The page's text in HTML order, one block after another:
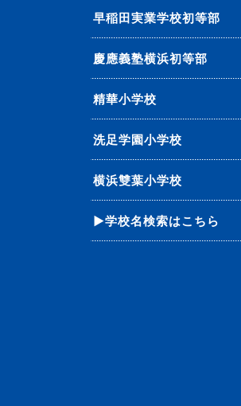
早稲田実業学校初等部
慶應義塾横浜初等部
精華小学校
洗足学園小学校
横浜雙葉小学校
▶学校名検索はこちら